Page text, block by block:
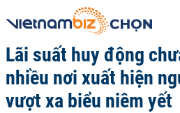
Lãi suất huy động
nhiều nơi xuất hiện
vượt xa biểu niêm yết